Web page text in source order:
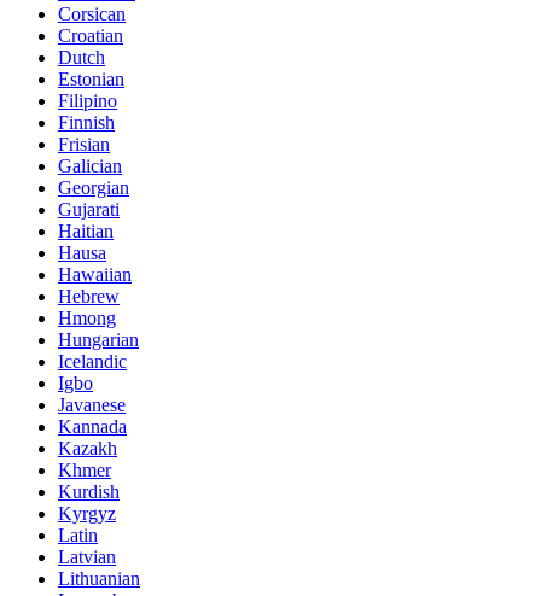
Corsican
Croatian
Dutch
Estonian
Filipino
Finnish
Frisian
Galician
Georgian
Gujarati
Haitian
Hausa
Hawaiian
Hebrew
Hmong
Hungarian
Icelandic
Igbo
Javanese
Kannada
Kazakh
Khmer
Kurdish
Kyrgyz
Latin
Latvian
Lithuanian